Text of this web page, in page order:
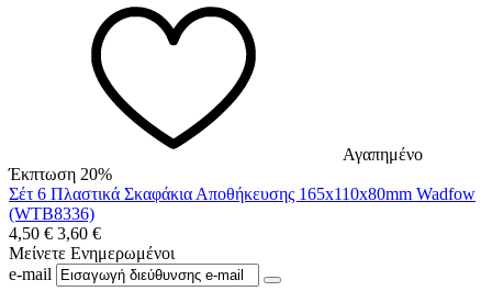
Αγαπημένο
Έκπτωση 20%
Σέτ 6 Πλαστικά Σκαφάκια Αποθήκευσης 165x110x80mm Wadfow
(WTB8336)
4,50 € 3,60 €
Μείνετε Ενημερωμένοι
e-mail